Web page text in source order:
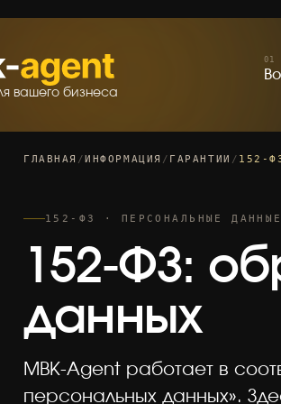
вашего бизнеса
01
Во
Во
ГЛАВНАЯ /ИНФОРМАЦИЯ / ГАРАНТИИ / 152-
152-ФЗ · ПЕРСОНАЛЬНЫЕ ДАННЫЕ
152-ФЗ:
данных
MBK-Agent работает в
персональных данных».